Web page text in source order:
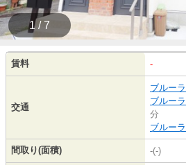
1 / 7
賃料 -
交通
ブルー
ブルー
分
ブルー
間取り(面積) -(-)